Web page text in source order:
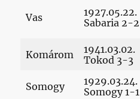
Vas
1927.05.22.
Sabaria 2-2
Komárom
1941.03.02.
Tokod 3-3
Somogy
1929.03.24.
Somogy 1-1